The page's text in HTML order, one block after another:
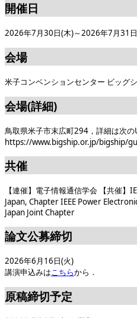
開催日
2026年7月30日(木)～2026年7月31
会場
米子コンベンションセンター ビッグ
会場(詳細)
鳥取県米子市末広町294，詳細は次の
https://www.bigship.or.jp/bigship/
共催
【連催】電子情報通信学会 【共催
Japan, Chapter IEEE Power
Japan Joint Chapter
論文公募締切
2026年6月16日(火)
講演申込みはこちらから．
原稿締切予定